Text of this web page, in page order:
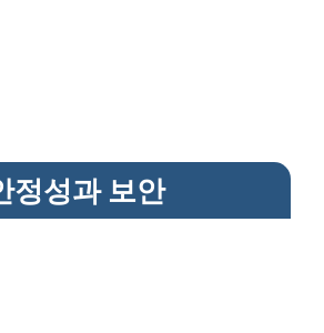
정성과 보안